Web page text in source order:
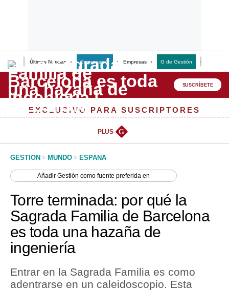
Últimas Noticias Empresas G Empresas G de Gestión
Lo último
Peru Quiosco
Management & Empleo
Perú
Política
Tu Dinero
Finanzas Personales
SUSCRÍBETE
EXCLUSIVO PARA SUSCRIPTORES
PLUS G
GESTION > MUNDO > ESPANA
AñadirGestión como fuente preferida en
Torre terminada: por qué la
Sagrada Familia de Barcelona
es toda una hazaña de
ingeniería
Entrar en la Sagrada Familia es como
adentrarse en un caleidoscopio. Esta